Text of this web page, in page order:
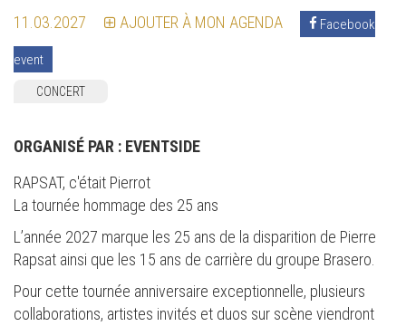
11.03.2027 AJOUTER À MON AGENDA Facebook
event
CONCERT
ORGANISÉ PAR : EVENTSIDE
RAPSAT, c'était Pierrot
La tournée hommage des 25 ans
L’année 2027 marque les 25 ans de la disparition de Pierre
Rapsat ainsi que les 15 ans de carrière du groupe Brasero.
Pour cette tournée anniversaire exceptionnelle, plusieurs
collaborations, artistes invités et duos sur scène viendront